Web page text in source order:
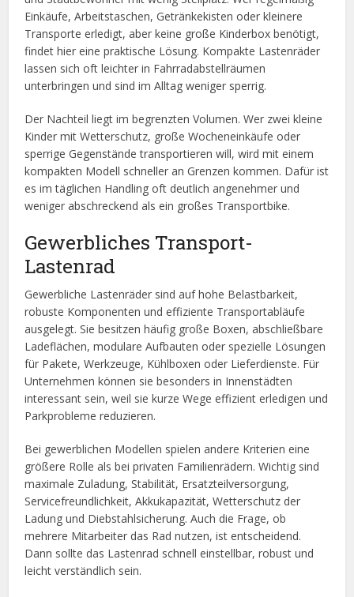
Einkäufe, Arbeitstaschen, Getränkekisten oder kleinere
Transporte erledigt, aber keine große Kinderbox benötigt,
findet hier eine praktische Lösung. Kompakte Lastenräder
lassen sich oft leichter in Fahrradabstellräumen
unterbringen und sind im Alltag weniger sperrig.
Der Nachteil liegt im begrenzten Volumen. Wer zwei kleine
Kinder mit Wetterschutz, große Wocheneinkäufe oder
sperrige Gegenstände transportieren will, wird mit einem
kompakten Modell schneller an Grenzen kommen. Dafür ist
es im täglichen Handling oft deutlich angenehmer und
weniger abschreckend als ein großes Transportbike.
Gewerbliches Transport-
Lastenrad
Gewerbliche Lastenräder sind auf hohe Belastbarkeit,
robuste Komponenten und effiziente Transportabläufe
ausgelegt. Sie besitzen häufig große Boxen, abschließbare
Ladeflächen, modulare Aufbauten oder spezielle Lösungen
für Pakete, Werkzeuge, Kühlboxen oder Lieferdienste. Für
Unternehmen können sie besonders in Innenstädten
interessant sein, weil sie kurze Wege effizient erledigen und
Parkprobleme reduzieren.
Bei gewerblichen Modellen spielen andere Kriterien eine
größere Rolle als bei privaten Familienrädern. Wichtig sind
maximale Zuladung, Stabilität, Ersatzteilversorgung,
Servicefreundlichkeit, Akkukapazität, Wetterschutz der
Ladung und Diebstahlsicherung. Auch die Frage, ob
mehrere Mitarbeiter das Rad nutzen, ist entscheidend.
Dann sollte das Lastenrad schnell einstellbar, robust und
leicht verständlich sein.